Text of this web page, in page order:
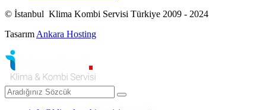
© İstanbul Klima Kombi Servisi Türkiye 2009 - 2024
Tasarım Ankara Hosting